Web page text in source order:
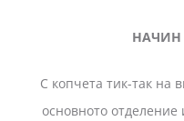
НАЧИН
С копчета тик-так на
основното